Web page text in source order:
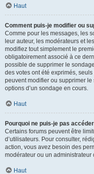
Haut
Comment puis-je modifier ou
Comme pour les messages, les
leur auteur, les modérateurs et
modifiez tout simplement le
obligatoirement associé à ce
possible de supprimer le
des votes ont été exprimés,
peuvent modifier ou supprimer
options d’un sondage en cours.
Haut
Pourquoi ne puis-je pas
Certains forums peuvent être
d’utilisateurs. Pour consulter,
action, vous avez besoin des
modérateur ou un administrateur
Haut